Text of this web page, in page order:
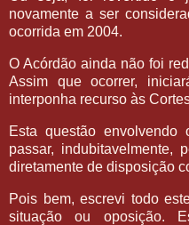
novamente a ser
ocorrida em 2004.
O Acórdão ainda não foi
Assim que ocorrer,
interponha recurso às
Esta questão
passar, indubitavelmente,
diretamente de disposição
Pois bem, escrevi todo
situação ou oposição.